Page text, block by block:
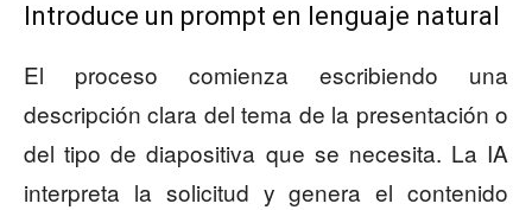
Introduce un prompt en lenguaje natural
El proceso comienza escribiendo una
descripción clara del tema de la presentación o
del tipo de diapositiva que se necesita. La IA
interpreta la solicitud y genera el contenido